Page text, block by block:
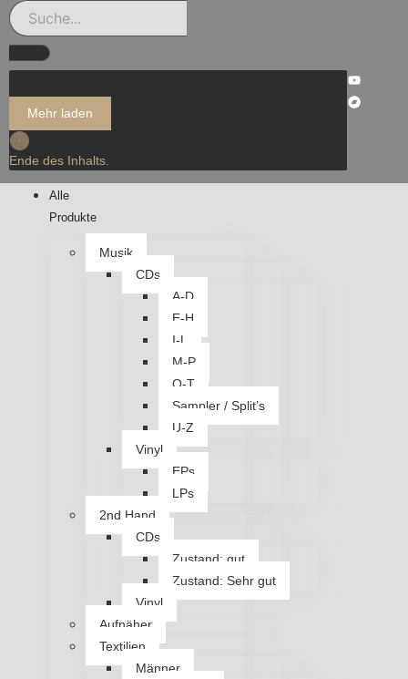
Mehr laden
Ende des Inhalts.
Alle
Produkte
Musik
CDs
A-D
E-H
I-L
M-P
Q-T
Sampler / Split’s
U-Z
Vinyl
EPs
LPs
2nd Hand
CDs
Zustand: gut
Zustand: Sehr gut
Vinyl
Aufnäher
Textilien
Männer